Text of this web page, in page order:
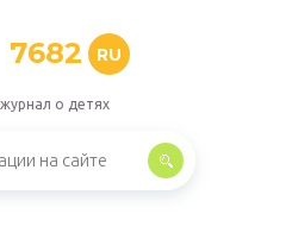
7682 RU
о детях